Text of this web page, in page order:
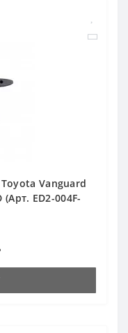
Vanguard
ED2-004F-